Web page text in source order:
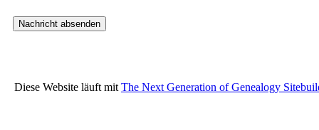
Diese Website läuft mit The Next Generation of Genealogy